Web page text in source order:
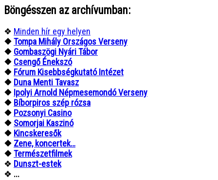
Böngésszen az archívumban:
❖ Minden hír egy helyen
❖Tompa Mihály Országos Verseny
❖ Gombaszögi Nyári Tábor
❖ Csengő Énekszó
❖ Fórum Kisebbségkutató Intézet
❖ Duna Menti Tavasz
❖ Ipolyi Arnold Népmesemondó Verseny
❖ Bíborpiros szép rózsa
❖ Pozsonyi Casino
❖ Somorjai Kaszinó
❖ Kincskeresők
❖ Zene, koncertek…
❖Természetfilmek
❖ Dunszt-estek
❖ ...